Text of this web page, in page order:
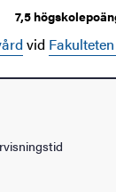
7,5
vid